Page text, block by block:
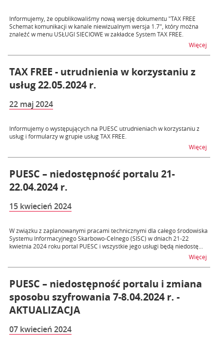
Informujemy, że opublikowaliśmy nową wersję dokumentu "TAX FREE
Schemat komunikacji w kanale niewizualnym wersja 1.7", który można
znaleźć w menu USŁUGI SIECIOWE w zakładce System TAX FREE.
Więcej
TAX FREE - utrudnienia w korzystaniu z
usług 22.05.2024 r.
22 maj 2024
Informujemy o występujących na PUESC utrudnieniach w korzystaniu z
usług i formularzy w grupie usług TAX FREE.
Więcej
PUESC – niedostępność portalu 21-
22.04.2024 r.
15 kwiecień 2024
W związku z zaplanowanymi pracami technicznymi dla całego środowiska
Systemu Informacyjnego Skarbowo-Celnego (SISC) w dniach 21-22
kwietnia 2024 roku portal PUESC i wszystkie jego usługi będą niedostę...
Więcej
PUESC – niedostępność portalu i zmiana
sposobu szyfrowania 7-8.04.2024 r. -
AKTUALIZACJA
07 kwiecień 2024